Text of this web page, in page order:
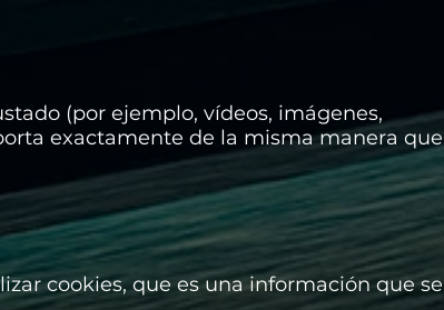
(por ejemplo, vídeos, imágenes,
exactamente de la misma manera que
cookies, que es una información que se